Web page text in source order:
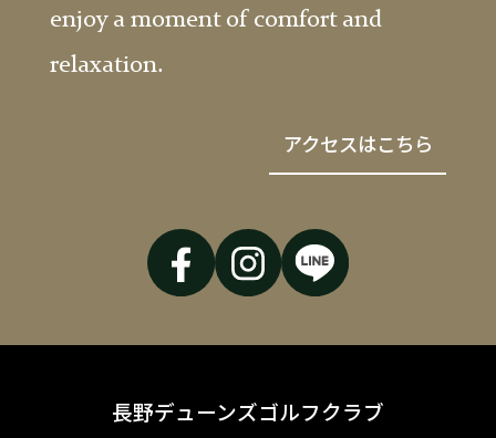
enjoy a moment of comfort and
relaxation.
アクセスはこちら
長野デューンズゴルフクラブ